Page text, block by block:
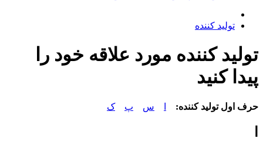
تولید کننده
تولید کننده مورد علاقه خود را
پیدا کنید
حرف اول تولید کننده: س پ ک